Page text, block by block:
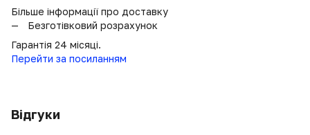
Більше інформації про доставку
Безготівковий розрахунок
Гарантія 24 місяці.
Перейти за посиланням
Відгуки